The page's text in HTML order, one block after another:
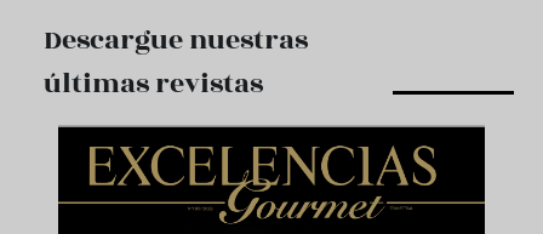
Descargue nuestras
últimas revistas